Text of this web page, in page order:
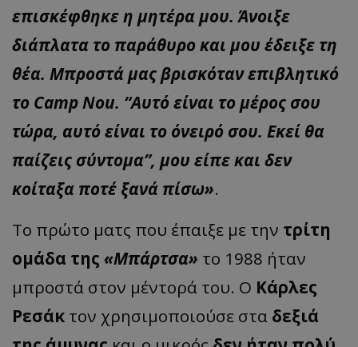
επισκέφθηκε η μητέρα μου. Άνοιξε
διάπλατα το παράθυρο και μου έδειξε τη
θέα. Μπροστά μας βρισκόταν επιβλητικό
το Camp Nou. “Αυτό είναι το μέρος σου
τώρα, αυτό είναι το όνειρό σου. Εκεί θα
παίζεις σύντομα”, μου είπε και δεν
κοίταξα ποτέ ξανά πίσω».
Το πρώτο ματς που έπαιξε με την τρίτη
ομάδα της «Μπάρτσα» το 1988 ήταν
μπροστά στον μέντορά του. Ο Κάρλες
Ρεσάκ τον χρησιμοποιούσε στα δεξιά